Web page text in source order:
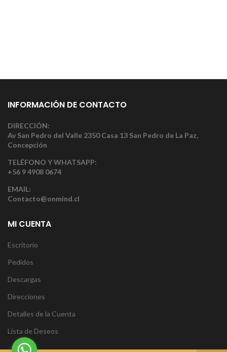
INFORMACIÓN DE CONTACTO
DIRECCIÓN:
Av San Pedro del Valle 2350 Casa 13 San Pedro de La Paz,
Concepción
TELÉFONO Y WHATSAPP:
+56 9 4908 0674
EMAIL:
Contacto@onmind.cl
MI CUENTA
Escritorio
Pedidos
Descargas
Direcciones
Detalles de la Cuenta
Lista de Deseos